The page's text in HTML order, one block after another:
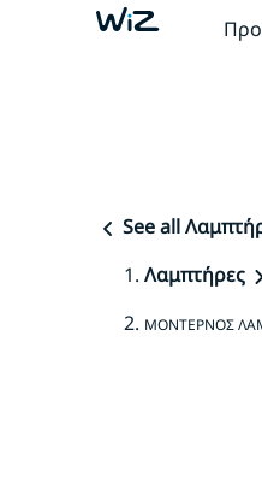
See all
Λαμπτήρες
ΜΟΝΤΕΡΝΟΣ